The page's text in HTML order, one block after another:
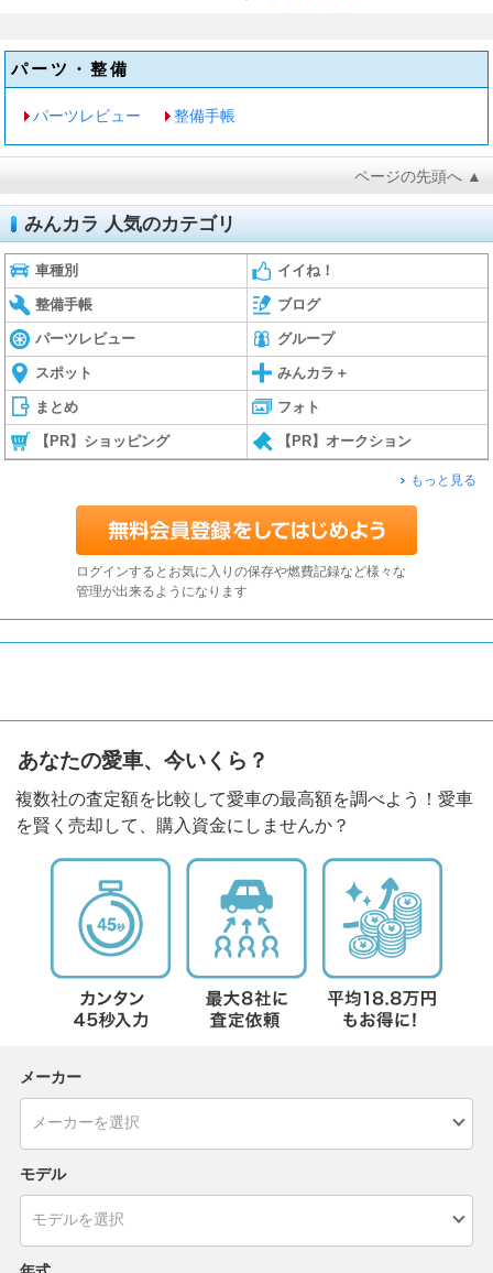
パーツ・整備
パーツレビュー 整備手帳
ページの先頭へ ▲
みんカラ 人気のカテゴリ
車種別 イイね！
整備手帳 ブログ
パーツレビュー グループ
スポット みんカラ＋
まとめ フォト
【PR】ショッピング 【PR】オークション
もっと見る
ログインするとお気に入りの保存や燃費記録など様々な
管理が出来るようになります
あなたの愛車、今いくら？
複数社の査定額を比較して愛車の最高額を調べよう！愛車
を賢く売却して、購入資金にしませんか？
メーカー
モデル